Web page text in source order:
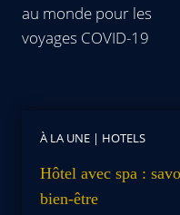
au monde pour les
voyages COVID-19
À LA UNE | HOTELS
Hôtel avec spa :
bien-être